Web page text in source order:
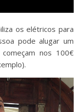
os elétricos para
pode alugar um
nos 100€